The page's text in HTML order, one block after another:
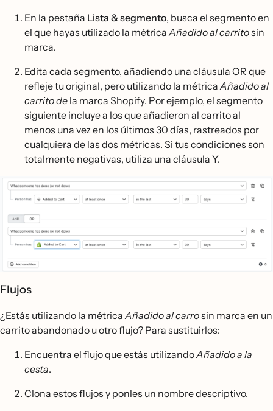
En la pestaña Lista & segmento, busca el segmento en
el que hayas utilizado la métrica Añadido al carritosin
marca.
Edita cada segmento, añadiendo una cláusula OR que
refleje tu original, pero utilizando la métrica Añadido al
carrito de la marca Shopify. Por ejemplo, el segmento
siguiente incluye a los que añadieron al carrito al
menos una vez en los últimos 30 días, rastreados por
cualquiera de las dos métricas. Si tus condiciones son
totalmente negativas, utiliza una cláusula Y.
Flujos
¿Estás utilizando la métricaAñadido al carrosin marca en un
carrito abandonado u otro flujo? Para sustituirlos:
Encuentra el flujo que estás utilizandoAñadido a la
cesta.
Clona estos flujos y ponles un nombre descriptivo.